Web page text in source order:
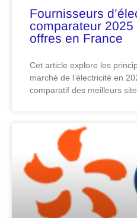
Fournisseurs
comparateur
offres en France
Cet article explore les
marché de l’électricité en
comparatif des meilleurs